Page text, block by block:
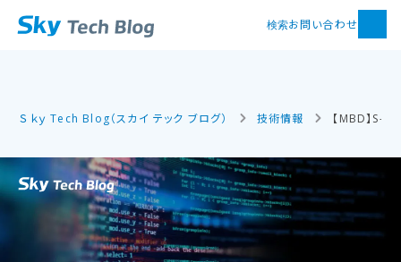
検索お問い合わせ
Ｓｋｙ Tech Blog（スカイ テック ブログ） 技術情報 【MBD】S-